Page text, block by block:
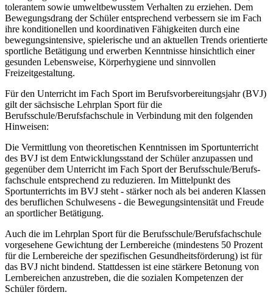
tolerantem sowie umweltbewusstem Ver­halten zu erziehen. Dem
Bewegungsdrang der Schüler entsprechend verbessern sie im Fach
ihre konditionellen und koordinativen Fähigkeiten durch eine
bewegungsintensive, spielerische und an aktuellen Trends orientierte
sportliche Betätigung und erwerben Kennt­nisse hinsichtlich einer
gesunden Lebensweise, Körperhygiene und sinnvollen
Freizeitgestal­tung.
Für den Unterricht im Fach Sport im Berufsvorbereitungsjahr (BVJ)
gilt der sächsi­sche Lehrplan Sport für die
Berufsschule/Berufsfachschule in Ver­bin­dung mit den folgenden
Hinweisen:
Die Vermittlung von theoretischen Kenntnissen im Sportunterricht
des BVJ ist dem Entwicklungsstand der Schüler anzupassen und
gegenüber dem Unterricht im Fach Sport der Berufsschule/Berufs­
fachschule entsprechend zu reduzieren. Im Mittelpunkt des
Sportunterrichts im BVJ steht - stärker noch als bei anderen Klassen
des beruflichen Schulwesens - die Bewegungsintensität und Freude
an sportlicher Betätigung.
Auch die im Lehrplan Sport für die Berufsschule/Berufsfachschule
vorgesehene Gewichtung der Lernbereiche (mindestens 50 Prozent
für die Lern­bereiche der spezifischen Gesundheitsförderung) ist für
das BVJ nicht bindend. Stattdessen ist eine stärkere Betonung von
Lernbereichen anzustreben, die die sozialen Kompetenzen der
Schüler fördern.